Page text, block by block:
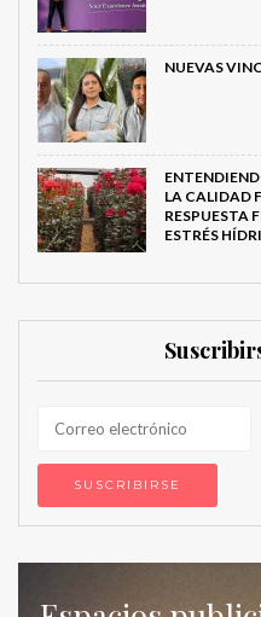
NUEVAS
LA CALIDAD
RESPUESTA
ESTRÉS